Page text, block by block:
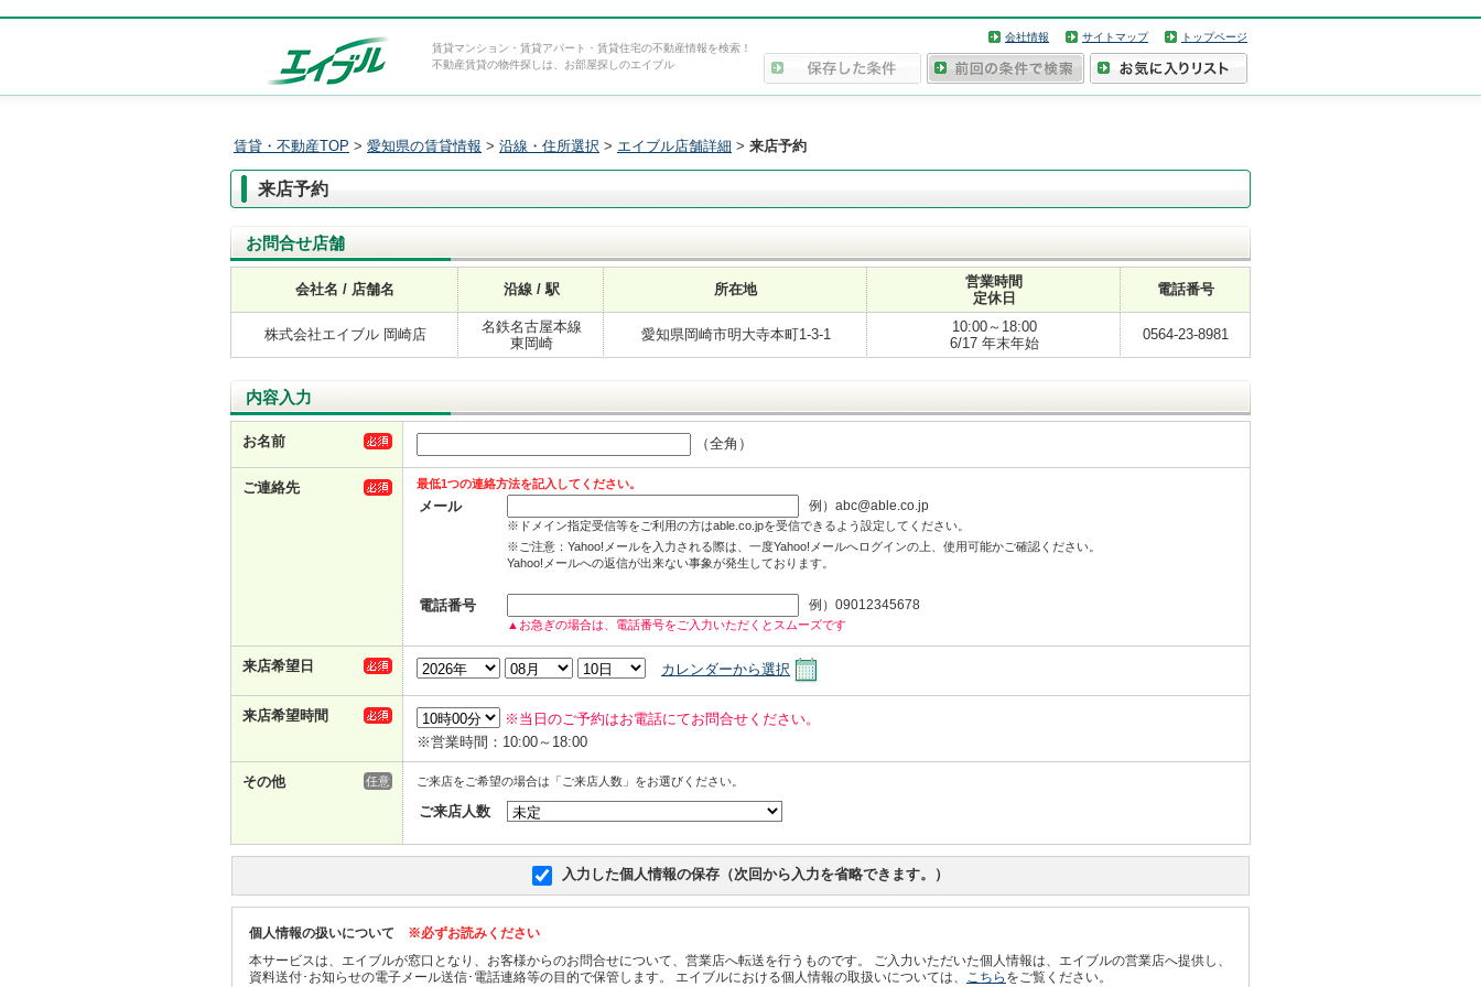
賃貸マンション・賃貸アパート・賃貸住宅の不動産情報を検索！
不動産賃貸の物件探しは、お部屋探しのエイブル
会社情報 サイトマップ トップページ
賃貸・不動産TOP > 愛知県の賃貸情報 > 沿線・住所選択 > エイブル店舗詳細 > 来店予約
来店予約
お問合せ店舗
会社名 / 店舗名 沿線 / 駅 所在地
営業時間
定休日
電話番号
株式会社エイブル 岡崎店
名鉄名古屋本線
東岡崎
愛知県岡崎市明大寺本町1-3-1
10:00～18:00
6/17 年末年始
0564-23-8981
内容入力
お名前 （全角）
ご連絡先 最低1つの連絡方法を記入してください。
メール 例）abc@able.co.jp
※ドメイン指定受信等をご利用の方はable.co.jpを受信できるよう設定してください。
※ご注意：Yahoo!メールを入力される際は、一度Yahoo!メールへログインの上、使用可能かご確認ください。
Yahoo!メールへの返信が出来ない事象が発生しております。
電話番号 例）09012345678
▲お急ぎの場合は、電話番号をご入力いただくとスムーズです
来店希望日 カレンダーから選択
来店希望時間
※当日のご予約はお電話にてお問合せください。
※営業時間：10:00～18:00
その他 任意 ご来店をご希望の場合は「ご来店人数」をお選びください。
ご来店人数
入力した個人情報の保存（次回から入力を省略できます。）
個人情報の扱いについて
※必ずお読みください
本サービスは、エイブルが窓口となり、お客様からのお問合せについて、営業店へ転送を行うものです。 ご入力いただいた個人情報は、エイブルの営業店へ提供し、
資料送付･お知らせの電子メール送信･電話連絡等の目的で保管します。 エイブルにおける個人情報の取扱いについては、
こちら をご覧ください。